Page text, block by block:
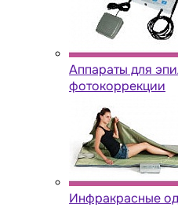
Аппараты для
фотокоррекции
Инфракрасные